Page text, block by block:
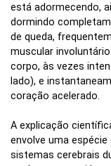
está adormecendo,
dormindo
de queda,
muscular
corpo, às vezes
lado), e
coração acelerado.
A explicação
envolve uma
sistemas cerebrais